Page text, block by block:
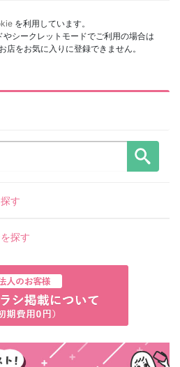
を利用しています。
シークレットモードでご利用の場合は
をお気に入りに登録できません。
す
探す